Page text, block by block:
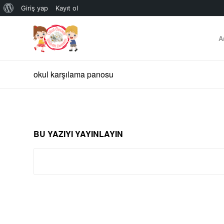
WordPress
Giriş yap Kayıt ol
okul karşılama panosu
BU YAZIYI YAYINLAYIN